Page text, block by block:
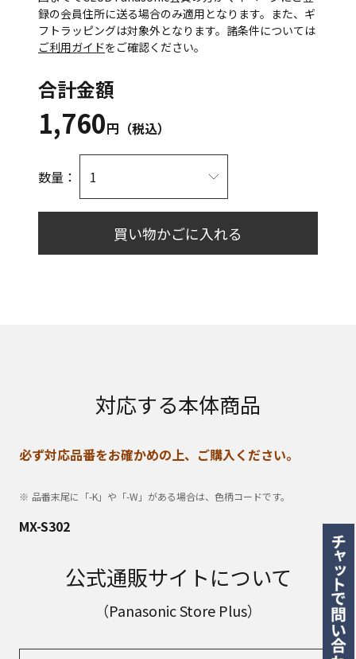
録の会員住所に送る場合のみ適用となります。また、ギ
フトラッピングは対象外となります。諸条件については
ご利用ガイドをご確認ください。
合計金額
1,760円（税込）
数量：
買い物かごに入れる
対応する本体商品
必ず対応品番をお確かめの上、ご購入ください。
品番末尾に「-K」や「-W」がある場合は、色柄コードです。
MX-S302
公式通販サイトについて
（Panasonic Store Plus）